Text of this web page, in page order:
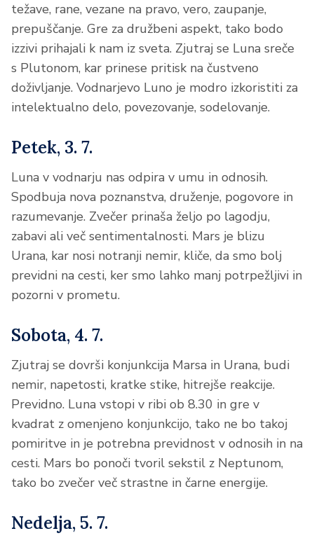
težave, rane, vezane na pravo, vero, zaupanje,
prepuščanje. Gre za družbeni aspekt, tako bodo
izzivi prihajali k nam iz sveta. Zjutraj se Luna sreče
s Plutonom, kar prinese pritisk na čustveno
doživljanje. Vodnarjevo Luno je modro izkoristiti za
intelektualno delo, povezovanje, sodelovanje.
Petek, 3. 7.
Luna v vodnarju nas odpira v umu in odnosih.
Spodbuja nova poznanstva, druženje, pogovore in
razumevanje. Zvečer prinaša željo po lagodju,
zabavi ali več sentimentalnosti. Mars je blizu
Urana, kar nosi notranji nemir, kliče, da smo bolj
previdni na cesti, ker smo lahko manj potrpežljivi in
pozorni v prometu.
Sobota, 4. 7.
Zjutraj se dovrši konjunkcija Marsa in Urana, budi
nemir, napetosti, kratke stike, hitrejše reakcije.
Previdno. Luna vstopi v ribi ob 8.30 in gre v
kvadrat z omenjeno konjunkcijo, tako ne bo takoj
pomiritve in je potrebna previdnost v odnosih in na
cesti. Mars bo ponoči tvoril sekstil z Neptunom,
tako bo zvečer več strastne in čarne energije.
Nedelja, 5. 7.